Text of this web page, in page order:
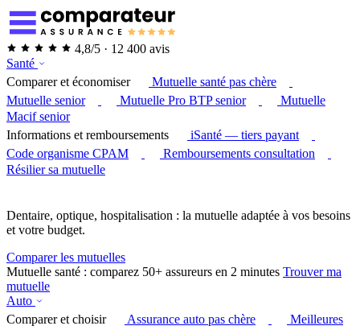
4,8/5 · 12 400 avis
Santé
Comparer et économiser
Mutuelle santé pas chère
Mutuelle senior
Mutuelle Pro BTP senior
Mutuelle
Macif senior
Informations et remboursements
iSanté — tiers payant
Code organisme CPAM
Remboursements consultation
Résilier sa mutuelle
Dentaire, optique, hospitalisation : la mutuelle adaptée à vos besoins
et votre budget.
Comparer les mutuelles
Mutuelle santé : comparez 50+ assureurs en 2 minutes Trouver ma
mutuelle
Auto
Comparer et choisir
Assurance auto pas chère
Meilleures